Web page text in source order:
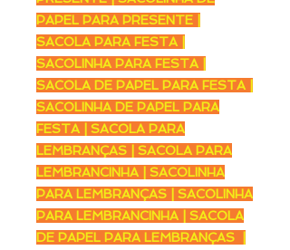
PAPEL PARA PRESENTE |
SACOLA PARA FESTA |
SACOLINHA PARA FESTA |
SACOLA DE PAPEL PARA FESTA |
SACOLINHA DE PAPEL PARA
FESTA | SACOLA PARA
LEMBRANÇAS | SACOLA PARA
LEMBRANCINHA | SACOLINHA
PARA LEMBRANÇAS | SACOLINHA
PARA LEMBRANCINHA | SACOLA
DE PAPEL PARA LEMBRANÇAS |